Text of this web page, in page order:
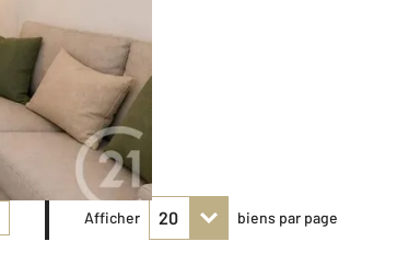
Afficher biens par page